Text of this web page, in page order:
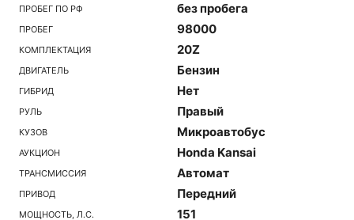
ПРОБЕГ ПО РФ без пробега
ПРОБЕГ 98000
КОМПЛЕКТАЦИЯ 20Z
ДВИГАТЕЛЬ Бензин
ГИБРИД Нет
РУЛЬ Правый
КУЗОВ Микроавтобус
АУКЦИОН Honda Kansai
ТРАНСМИССИЯ Автомат
ПРИВОД Передний
МОЩНОСТЬ, Л.С. 151